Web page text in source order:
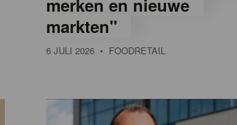
merken en nieuwe
markten"
6 JULI 2026 • FOODRETAIL